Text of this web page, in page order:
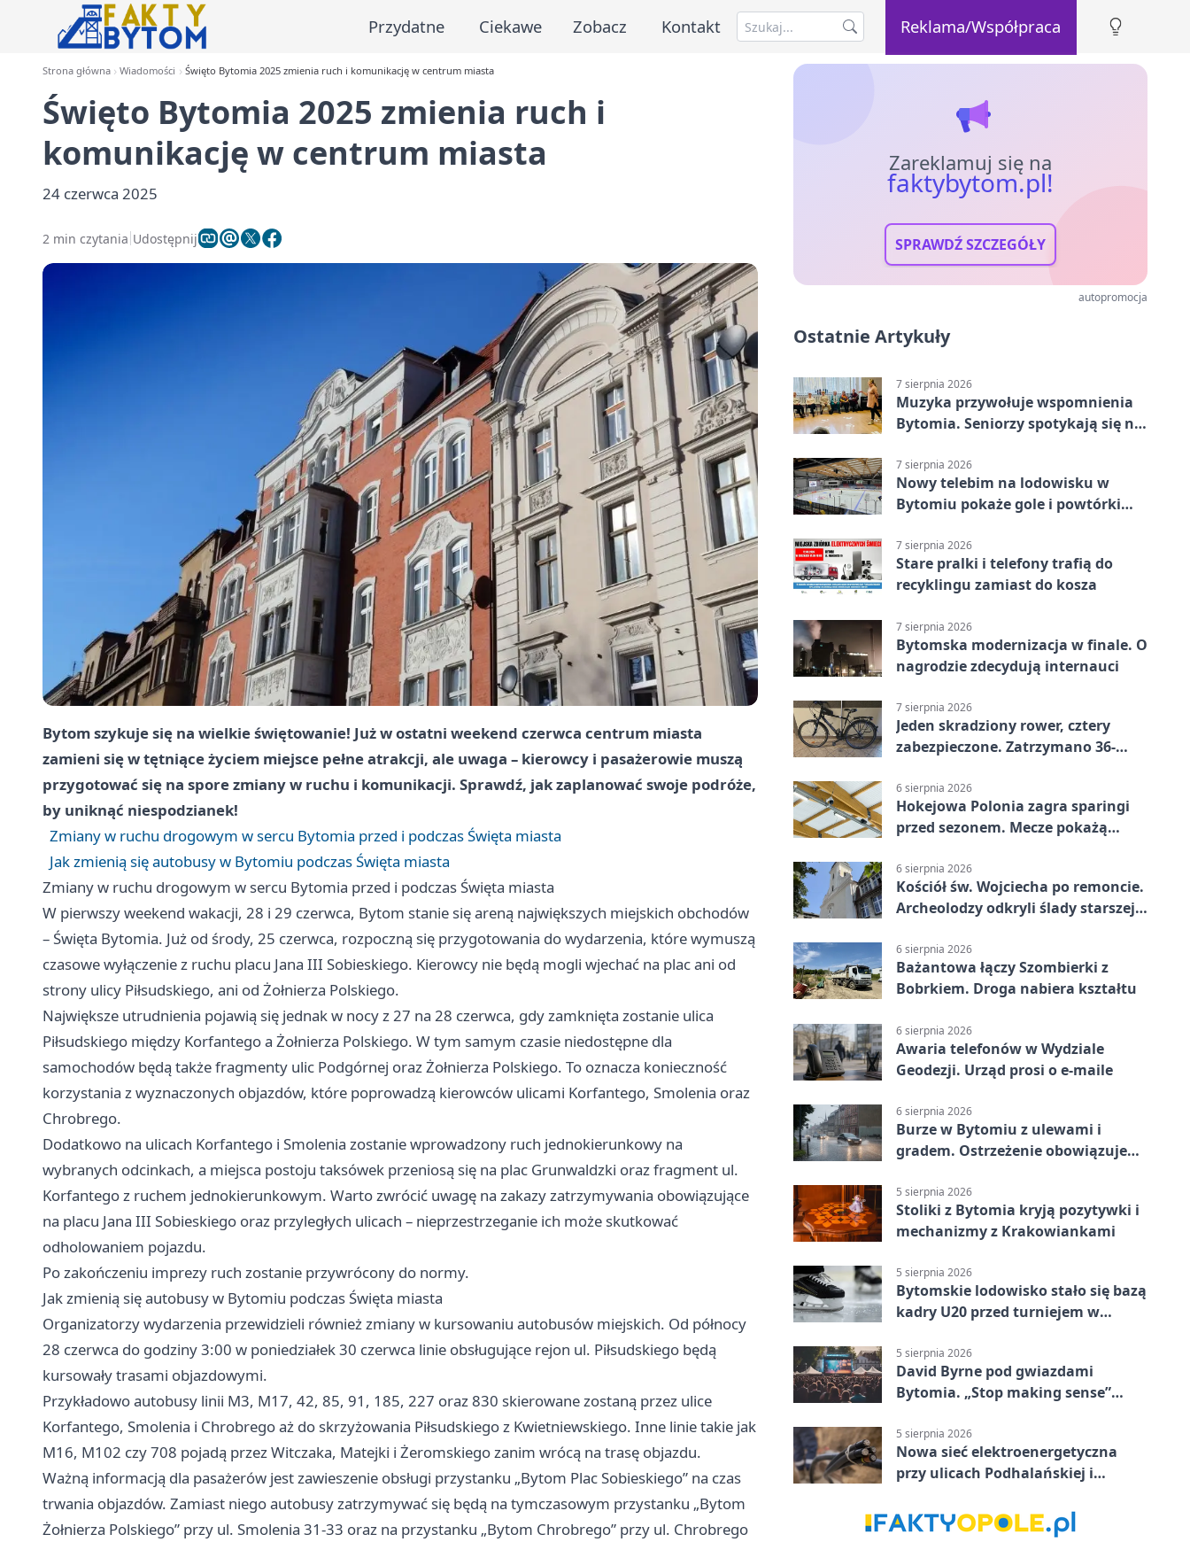
Przydatne Ciekawe Zobacz Kontakt Reklama/Współpraca
Strona główna Wiadomości Święto Bytomia 2025 zmienia ruch i komunikację w centrum miasta
Święto Bytomia 2025 zmienia ruch i
komunikację w centrum miasta
24 czerwca 2025
2 min czytania Udostępnij
Bytom szykuje się na wielkie świętowanie! Już w ostatni weekend czerwca centrum miasta
zamieni się w tętniące życiem miejsce pełne atrakcji, ale uwaga – kierowcy i pasażerowie muszą
przygotować się na spore zmiany w ruchu i komunikacji. Sprawdź, jak zaplanować swoje podróże,
by uniknąć niespodzianek!
Zmiany w ruchu drogowym w sercu Bytomia przed i podczas Święta miasta
Jak zmienią się autobusy w Bytomiu podczas Święta miasta
Zmiany w ruchu drogowym w sercu Bytomia przed i podczas Święta miasta
W pierwszy weekend wakacji, 28 i 29 czerwca, Bytom stanie się areną największych miejskich obchodów
– Święta Bytomia. Już od środy, 25 czerwca, rozpoczną się przygotowania do wydarzenia, które wymuszą
czasowe wyłączenie z ruchu placu Jana III Sobieskiego. Kierowcy nie będą mogli wjechać na plac ani od
strony ulicy Piłsudskiego, ani od Żołnierza Polskiego.
Największe utrudnienia pojawią się jednak w nocy z 27 na 28 czerwca, gdy zamknięta zostanie ulica
Piłsudskiego między Korfantego a Żołnierza Polskiego. W tym samym czasie niedostępne dla
samochodów będą także fragmenty ulic Podgórnej oraz Żołnierza Polskiego. To oznacza konieczność
korzystania z wyznaczonych objazdów, które poprowadzą kierowców ulicami Korfantego, Smolenia oraz
Chrobrego.
Dodatkowo na ulicach Korfantego i Smolenia zostanie wprowadzony ruch jednokierunkowy na
wybranych odcinkach, a miejsca postoju taksówek przeniosą się na plac Grunwaldzki oraz fragment ul.
Korfantego z ruchem jednokierunkowym. Warto zwrócić uwagę na zakazy zatrzymywania obowiązujące
na placu Jana III Sobieskiego oraz przyległych ulicach – nieprzestrzeganie ich może skutkować
odholowaniem pojazdu.
Po zakończeniu imprezy ruch zostanie przywrócony do normy.
Jak zmienią się autobusy w Bytomiu podczas Święta miasta
Organizatorzy wydarzenia przewidzieli również zmiany w kursowaniu autobusów miejskich. Od północy
28 czerwca do godziny 3:00 w poniedziałek 30 czerwca linie obsługujące rejon ul. Piłsudskiego będą
kursowały trasami objazdowymi.
Przykładowo autobusy linii M3, M17, 42, 85, 91, 185, 227 oraz 830 skierowane zostaną przez ulice
Korfantego, Smolenia i Chrobrego aż do skrzyżowania Piłsudskiego z Kwietniewskiego. Inne linie takie jak
M16, M102 czy 708 pojadą przez Witczaka, Matejki i Żeromskiego zanim wrócą na trasę objazdu.
Ważną informacją dla pasażerów jest zawieszenie obsługi przystanku „Bytom Plac Sobieskiego” na czas
trwania objazdów. Zamiast niego autobusy zatrzymywać się będą na tymczasowym przystanku „Bytom
Żołnierza Polskiego” przy ul. Smolenia 31-33 oraz na przystanku „Bytom Chrobrego” przy ul. Chrobrego
Zareklamuj się na
faktybytom.pl!
SPRAWDŹ SZCZEGÓŁY
autopromocja
Ostatnie Artykuły
7 sierpnia 2026
Muzyka przywołuje wspomnienia
Bytomia. Seniorzy spotykają się na
7 sierpnia 2026
Nowy telebim na lodowisku w
Bytomiu pokaże gole i powtórki
7 sierpnia 2026
Stare pralki i telefony trafią do
recyklingu zamiast do kosza
7 sierpnia 2026
Bytomska modernizacja w finale. O
nagrodzie zdecydują internauci
7 sierpnia 2026
Jeden skradziony rower, cztery
zabezpieczone. Zatrzymano 36-
6 sierpnia 2026
Hokejowa Polonia zagra sparingi
przed sezonem. Mecze pokażą
6 sierpnia 2026
Kościół św. Wojciecha po remoncie.
Archeolodzy odkryli ślady starszej
6 sierpnia 2026
Bażantowa łączy Szombierki z
Bobrkiem. Droga nabiera kształtu
6 sierpnia 2026
Awaria telefonów w Wydziale
Geodezji. Urząd prosi o e-maile
6 sierpnia 2026
Burze w Bytomiu z ulewami i
gradem. Ostrzeżenie obowiązuje
5 sierpnia 2026
Stoliki z Bytomia kryją pozytywki i
mechanizmy z Krakowiankami
5 sierpnia 2026
Bytomskie lodowisko stało się bazą
kadry U20 przed turniejem w
5 sierpnia 2026
David Byrne pod gwiazdami
Bytomia. „Stop making sense”
5 sierpnia 2026
Nowa sieć elektroenergetyczna
przy ulicach Podhalańskiej i